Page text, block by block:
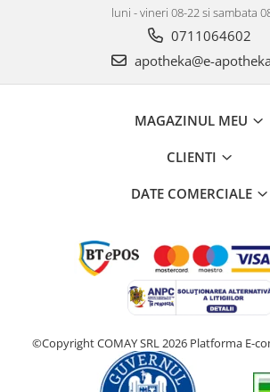
luni - vineri 08-22 si sambata
0711064602
apotheka@e-
MAGAZINUL MEU
CLIENTI
DATE COMERCIALE
©Copyright COMAY SRL 2026 Platforma E-